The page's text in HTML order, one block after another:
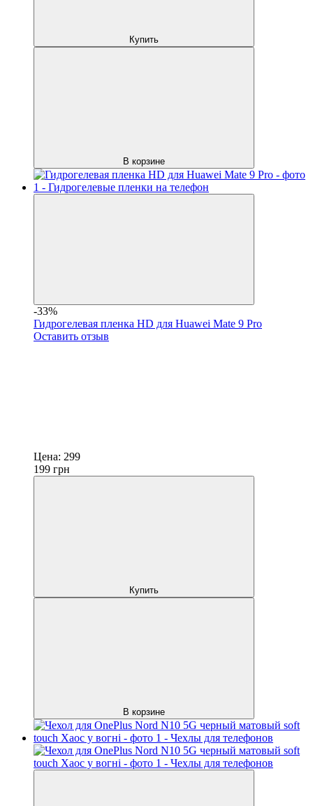
Купить
В корзине
-33%
Гидрогелевая пленка HD для Huawei Mate 9 Pro
Оставить отзыв
Цена: 299
199 грн
Купить
В корзине